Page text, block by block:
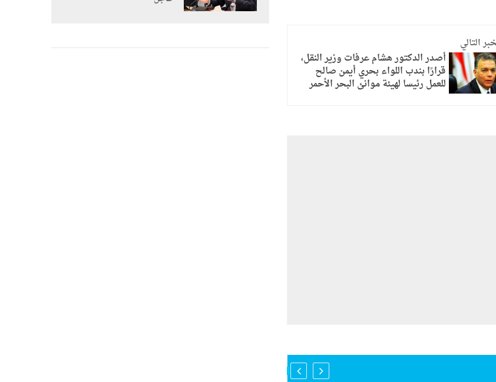
التالي
أصدر الدكتور هشام عرفات وزير النقل،
قرارًا بندب اللواء بحري أيمن صالح
للعمل رئيسا لهيئة موانئ البحر الأحمر